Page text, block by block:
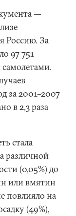
—
Россию. За
97 751
за 2001–2007
в 2,3 раза
стала
различной
(0,05%) до
или вмятин
повлияло на
(49%),